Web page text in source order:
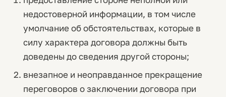
недостоверной информации, в том числе
умолчание об обстоятельствах, которые в
силу характера договора должны быть
доведены до сведения другой стороны;
внезапное и неоправданное прекращение
переговоров о заключении договора при